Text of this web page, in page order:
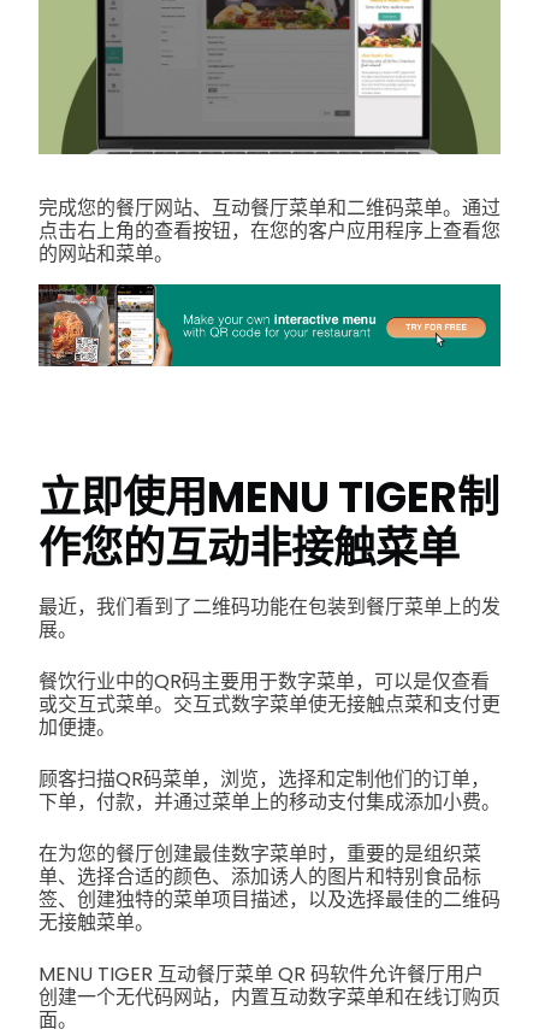
完成您的餐厅网站、互动餐厅菜单和二维码菜单。通过
点击右上角的查看按钮，在您的客户应用程序上查看您
的网站和菜单。
立即使用MENU TIGER制
作您的互动非接触菜单
最近，我们看到了二维码功能在包装到餐厅菜单上的发
展。
餐饮行业中的QR码主要用于数字菜单，可以是仅查看
或交互式菜单。交互式数字菜单使无接触点菜和支付更
加便捷。
顾客扫描QR码菜单，浏览，选择和定制他们的订单，
下单，付款，并通过菜单上的移动支付集成添加小费。
在为您的餐厅创建最佳数字菜单时，重要的是组织菜
单、选择合适的颜色、添加诱人的图片和特别食品标
签、创建独特的菜单项目描述，以及选择最佳的二维码
无接触菜单。
MENU TIGER 互动餐厅菜单 QR 码软件允许餐厅用户
创建一个无代码网站，内置互动数字菜单和在线订购页
面。